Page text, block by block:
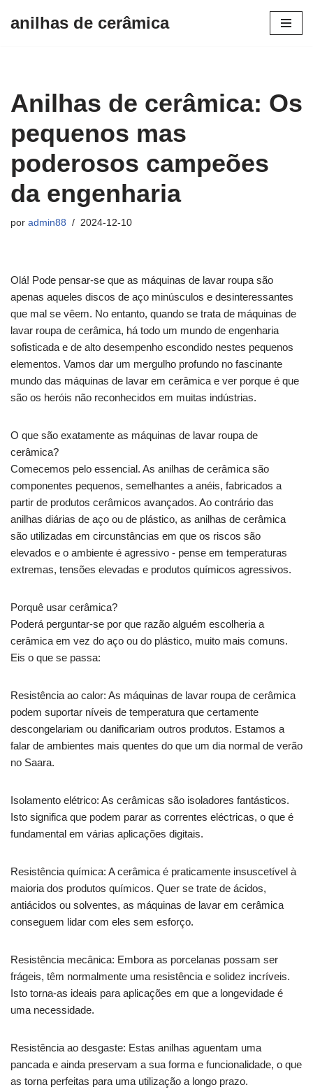
anilhas de cerâmica
Anilhas de cerâmica: Os
pequenos mas
poderosos campeões
da engenharia
por admin88 2024-12-10
Olá! Pode pensar-se que as máquinas de lavar roupa são
apenas aqueles discos de aço minúsculos e desinteressantes
que mal se vêem. No entanto, quando se trata de máquinas de
lavar roupa de cerâmica, há todo um mundo de engenharia
sofisticada e de alto desempenho escondido nestes pequenos
elementos. Vamos dar um mergulho profundo no fascinante
mundo das máquinas de lavar em cerâmica e ver porque é que
são os heróis não reconhecidos em muitas indústrias.
O que são exatamente as máquinas de lavar roupa de
cerâmica?
Comecemos pelo essencial. As anilhas de cerâmica são
componentes pequenos, semelhantes a anéis, fabricados a
partir de produtos cerâmicos avançados. Ao contrário das
anilhas diárias de aço ou de plástico, as anilhas de cerâmica
são utilizadas em circunstâncias em que os riscos são
elevados e o ambiente é agressivo - pense em temperaturas
extremas, tensões elevadas e produtos químicos agressivos.
Porquê usar cerâmica?
Poderá perguntar-se por que razão alguém escolheria a
cerâmica em vez do aço ou do plástico, muito mais comuns.
Eis o que se passa:
Resistência ao calor: As máquinas de lavar roupa de cerâmica
podem suportar níveis de temperatura que certamente
descongelariam ou danificariam outros produtos. Estamos a
falar de ambientes mais quentes do que um dia normal de verão
no Saara.
Isolamento elétrico: As cerâmicas são isoladores fantásticos.
Isto significa que podem parar as correntes eléctricas, o que é
fundamental em várias aplicações digitais.
Resistência química: A cerâmica é praticamente insuscetível à
maioria dos produtos químicos. Quer se trate de ácidos,
antiácidos ou solventes, as máquinas de lavar em cerâmica
conseguem lidar com eles sem esforço.
Resistência mecânica: Embora as porcelanas possam ser
frágeis, têm normalmente uma resistência e solidez incríveis.
Isto torna-as ideais para aplicações em que a longevidade é
uma necessidade.
Resistência ao desgaste: Estas anilhas aguentam uma
pancada e ainda preservam a sua forma e funcionalidade, o que
as torna perfeitas para uma utilização a longo prazo.